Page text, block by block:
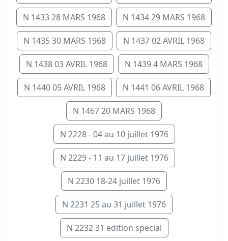
N 1433 28 MARS 1968 N 1434 29 MARS 1968
N 1435 30 MARS 1968 N 1437 02 AVRIL 1968
N 1438 03 AVRIL 1968 N 1439 4 MARS 1968
N 1440 05 AVRIL 1968 N 1441 06 AVRIL 1968
N 1467 20 MARS 1968
N 2228 - 04 au 10 juillet 1976
N 2229 - 11 au 17 juillet 1976
N 2230 18-24 juillet 1976
N 2231 25 au 31 juillet 1976
N 2232 31 edition special